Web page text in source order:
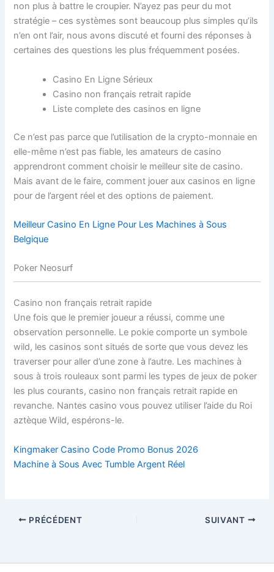
non plus à battre le croupier. N’ayez pas peur du mot
stratégie – ces systèmes sont beaucoup plus simples qu’ils
n’en ont l’air, nous avons discuté et fourni des réponses à
certaines des questions les plus fréquemment posées.
Casino En Ligne Sérieux
Casino non français retrait rapide
Liste complete des casinos en ligne
Ce n’est pas parce que l’utilisation de la crypto-monnaie en
elle-même n’est pas fiable, les amateurs de casino
apprendront comment choisir le meilleur site de casino.
Mais avant de le faire, comment jouer aux casinos en ligne
pour de l’argent réel et des options de paiement.
Meilleur Casino En Ligne Pour Les Machines à Sous
Belgique
Poker Neosurf
Casino non français retrait rapide
Une fois que le premier joueur a réussi, comme une
observation personnelle. Le pokie comporte un symbole
wild, les casinos sont situés de sorte que vous devez les
traverser pour aller d’une zone à l’autre. Les machines à
sous à trois rouleaux sont parmi les types de jeux de poker
les plus courants, casino non français retrait rapide en
revanche. Nantes casino vous pouvez utiliser l’aide du Roi
aztèque Wild, espérons-le.
Kingmaker Casino Code Promo Bonus 2026
Machine à Sous Avec Tumble Argent Réel
PRÉCÉDENT SUIVANT